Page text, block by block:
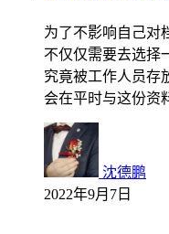
为了不影响自己对
不仅仅需要去选择
究竟被工作人员存
会在平时与这份资
沈德鹏
2022年9月7日